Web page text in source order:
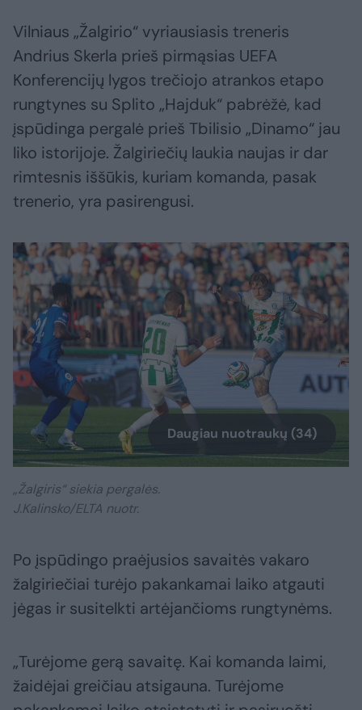
Vilniaus „Žalgirio“ vyriausiasis treneris
Andrius Skerla prieš pirmąsias UEFA
Konferencijų lygos trečiojo atrankos etapo
rungtynes su Splito „Hajduk“ pabrėžė, kad
įspūdinga pergalė prieš Tbilisio „Dinamo“ jau
liko istorijoje. Žalgiriečių laukia naujas ir dar
rimtesnis iššūkis, kuriam komanda, pasak
trenerio, yra pasirengusi.
Daugiau nuotraukų (34)
„Žalgiris“ siekia pergalės.
J.Kalinsko/ELTA nuotr.
Po įspūdingo praėjusios savaitės vakaro
žalgiriečiai turėjo pakankamai laiko atgauti
jėgas ir susitelkti artėjančioms rungtynėms.
„Turėjome gerą savaitę. Kai komanda laimi,
žaidėjai greičiau atsigauna. Turėjome